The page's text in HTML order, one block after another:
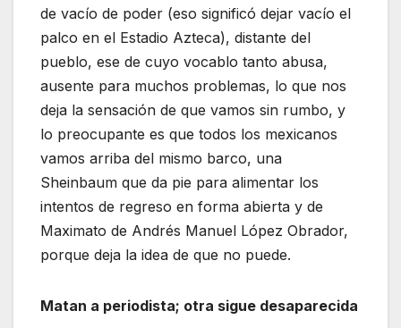
de vacío de poder (eso significó dejar vacío el
palco en el Estadio Azteca), distante del
pueblo, ese de cuyo vocablo tanto abusa,
ausente para muchos problemas, lo que nos
deja la sensación de que vamos sin rumbo, y
lo preocupante es que todos los mexicanos
vamos arriba del mismo barco, una
Sheinbaum que da pie para alimentar los
intentos de regreso en forma abierta y de
Maximato de Andrés Manuel López Obrador,
porque deja la idea de que no puede.
Matan a periodista; otra sigue desaparecida